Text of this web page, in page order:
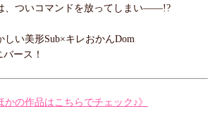
、ついコマンドを放ってしまい――!?
しい美形Sub×キレおかんDom
ース！
かの作品はこちらでチェック♪》